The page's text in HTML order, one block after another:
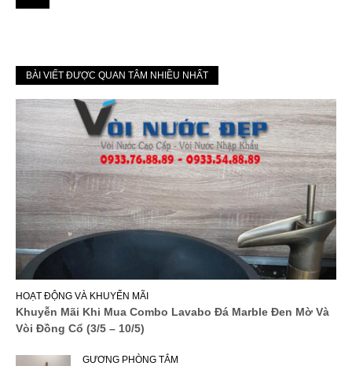
BÀI VIẾT ĐƯỢC QUAN TÂM NHIỀU NHẤT
HOẠT ĐỘNG VÀ KHUYẾN MÃI
Khuyễn Mãi Khi Mua Combo Lavabo Đá Marble Đen Mờ Và
Vòi Đồng Cổ (3/5 – 10/5)
GƯƠNG PHÒNG TẮM